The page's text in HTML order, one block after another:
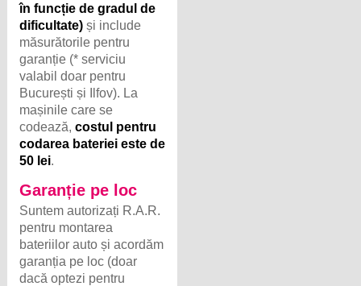
în funcție de gradul de
dificultate) și include
măsurătorile pentru
garanție (* serviciu
valabil doar pentru
București și Ilfov). La
mașinile care se
codează,costul pentru
codarea bateriei este de
50 lei.
Garanție pe loc
Suntem autorizați R.A.R.
pentru montarea
bateriilor auto și acordăm
garanția pe loc (doar
dacă optezi pentru